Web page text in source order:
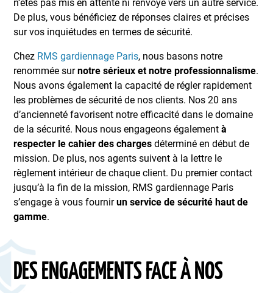
n’êtes pas mis en attente ni renvoyé vers un autre service.
De plus, vous bénéficiez de réponses claires et précises
sur vos inquiétudes en termes de sécurité.
Chez RMS gardiennage Paris, nous basons notre
renommée surnotre sérieux et notre professionnalisme.
Nous avons également la capacité de régler rapidement
les problèmes de sécurité de nos clients. Nos 20 ans
d’ancienneté favorisent notre efficacité dans le domaine
de la sécurité. Nous nous engageons égalementà
respecter le cahier des charges déterminé en début de
mission. De plus, nos agents suivent à la lettre le
règlement intérieur de chaque client. Du premier contact
jusqu’à la fin de la mission, RMS gardiennage Paris
s’engage à vous fournirun service de sécurité haut de
gamme.
DES ENGAGEMENTS FACE À NOS